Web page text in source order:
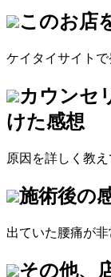
このお店
ケイタイサイト
カウンセ
けた感想
原因を詳しく教
施術後の
出ていた腰痛が
その他、